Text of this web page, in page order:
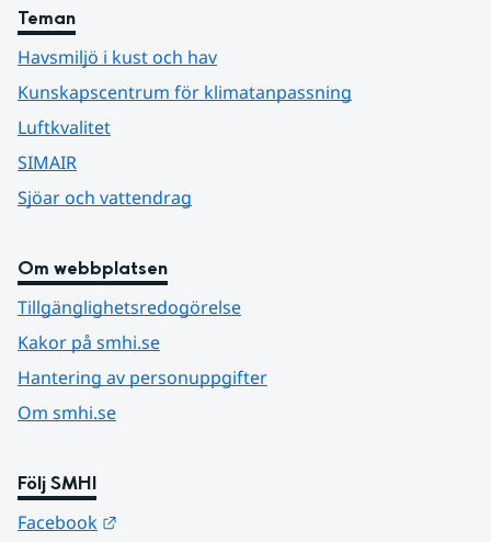
Teman
Havsmiljö i kust och hav
Kunskapscentrum för klimatanpassning
Luftkvalitet
SIMAIR
Sjöar och vattendrag
Om webbplatsen
Tillgänglighetsredogörelse
Kakor på smhi.se
Hantering av personuppgifter
Om smhi.se
Följ SMHI
Facebook